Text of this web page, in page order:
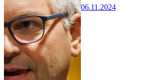
06.11.2024